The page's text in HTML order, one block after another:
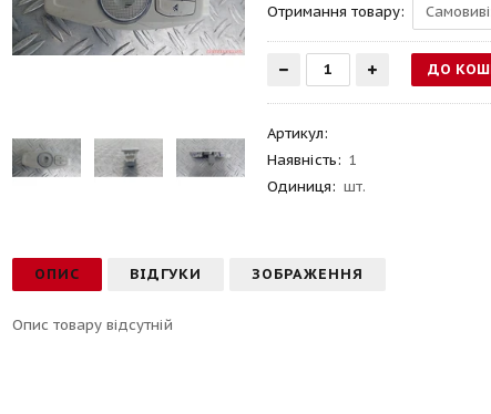
Отримання товару:
Артикул:
Наявність: 1
Одиниця: шт.
ОПИС ВІДГУКИ ЗОБРАЖЕННЯ
Опис товару відсутній